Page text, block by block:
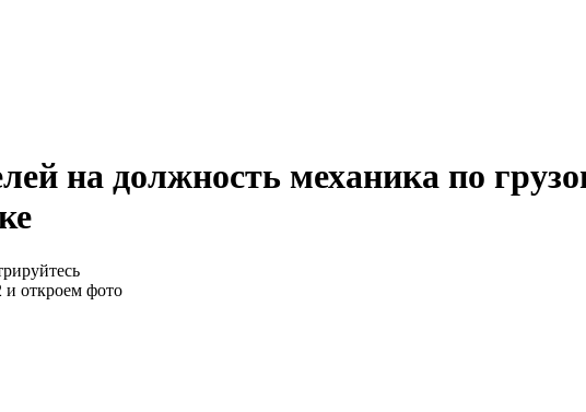
на должность механика по
и откроем фото